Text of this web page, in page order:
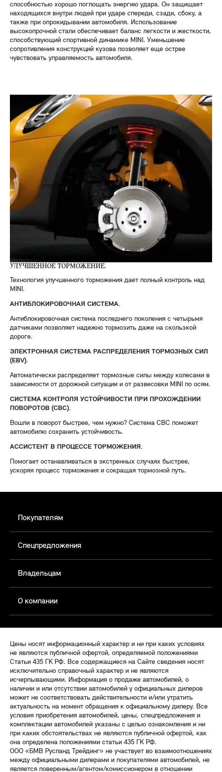
способностью хорошо поглощать энергию удара. Он защищает
находящихся внутри людей при ударе спереди, сзади, сбоку, а
также при опрокидывании автомобиля. Использование
высокопрочной стали обеспечивает баланс легкости и жесткости,
способствующий спортивной динамике MINI. Уменьшение
сопротивления конструкций кузова позволяет еще острее
чувствовать управляемость автомобиля.
УЛУЧШЕННОЕ ТОРМОЖЕНИЕ.
Технология улучшенного торможения дает полный контроль над
MINI.
АНТИБЛОКИРОВОЧНАЯ СИСТЕМА.
Антиблокировочная система последнего поколения с четырьмя
датчиками позволяет надежно тормозить даже на скользкой
дороге.
ЭЛЕКТРОННАЯ СИСТЕМА РАСПРЕДЕЛЕНИЯ ТОРМОЗНЫХ СИЛ
(EBV).
Автоматически распределяет тормозные силы между колесами в
зависимости от дорожной ситуации и от развесовки MINI по осям.
СИСТЕМА КОНТРОЛЯ УСТОЙЧИВОСТИ ПРИ ПРОХОЖДЕНИИ
ПОВОРОТОВ (CBC).
Вошли в поворот быстрее, чем нужно? Система CBC поможет
автомобилю сохранить устойчивость.
АССИСТЕНТ В ПРОЦЕССЕ ТОРМОЖЕНИЯ.
Помогает останавливаться в экстренных случаях быстрее,
ускоряя процесс торможения и сокращая тормозной путь.
Покупателям
Спецпредложения
Владельцам
О компании
Цены носят информационный характер и ни при каких условиях
не являются публичной офертой, определяемой положениями
Статьи 435 ГК РФ. Все содержащиеся на Сайте сведения носят
исключительно справочный характер и не являются
исчерпывающими. Информация о продаже автомобилей, о
наличии и или отсутствии автомобилей у официальных дилеров
может не соответствовать действительности и/или утратить
актуальность на момент обращения к официальному дилеру. Все
условия приобретения автомобилей, цены, спецпредложения и
комплектации автомобилей указаны с целью ознакомления и ни
при каких обстоятельствах не являются публичной офертой, как
она определена положениями статьи 435 ГК РФ.
ООО «БМВ Русланд Трейдинг» не участвует во взаимоотношениях
между официальными дилерами и покупателями автомобилей, не
является поверенным/агентом/комиссионером в отношении